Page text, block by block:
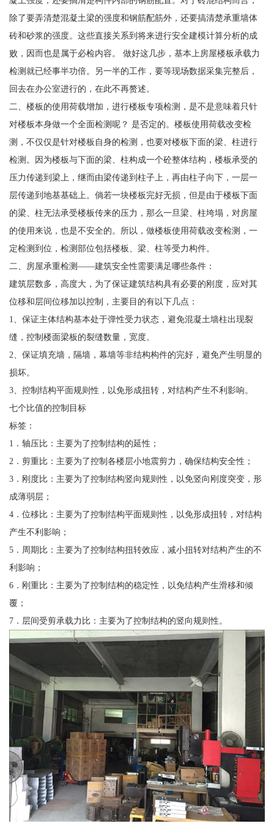
除了要弄清楚混凝土梁的强度和钢筋配筋外，还要搞清楚承重墙体
砖和砂浆的强度。这些直接关系到将来进行安全建模计算分析的成
败，因而也是属于必检内容。 做好这几步，基本上房屋楼板承载力
检测就已经事半功倍。另一半的工作，要等现场数据采集完整后，
回去在办公室进行的，在此不再赘述。
二、楼板的使用荷载增加，进行楼板专项检测，是不是意味着只针
对楼板本身做一个全面检测呢？ 是否定的。楼板使用荷载改变检
测，不仅仅是针对楼板自身的检测，也要对楼板下面的梁、柱进行
检测。因为楼板与下面的梁、柱构成一个砼整体结构，楼板承受的
压力传递到梁上，继而由梁传递到柱子上，再由柱子向下，一层一
层传递到地基基础上。倘若一块楼板完好无损，但是由于楼板下面
的梁、柱无法承受楼板传来的压力，那么一旦梁、柱垮塌，对房屋
的使用来说，也是不安全的。所以，做楼板使用荷载改变检测，一
定检测到位，检测部位包括楼板、梁、柱等受力构件。
二、房屋承重检测——建筑安全性需要满足哪些条件：
建筑层数多，高度大，为了保证建筑结构具有必要的刚度，应对其
位移和层间位移加以控制，主要目的有以下几点：
1、保证主体结构基本处于弹性受力状态，避免混凝土墙柱出现裂
缝，控制楼面梁板的裂缝数量，宽度。
2、保证填充墙，隔墙，幕墙等非结构构件的完好，避免产生明显的
损坏。
3、控制结构平面规则性，以免形成扭转，对结构产生不利影响。
七个比值的控制目标
标签：
1．轴压比：主要为了控制结构的延性；
2．剪重比：主要为了控制各楼层小地震剪力，确保结构安全性；
3．刚度比：主要为了控制结构竖向规则性，以免竖向刚度突变，形
成薄弱层；
4．位移比：主要为了控制结构平面规则性，以免形成扭转，对结构
产生不利影响；
5．周期比：主要为了控制结构扭转效应，减小扭转对结构产生的不
利影响；
6．刚重比：主要为了控制结构的稳定性，以免结构产生滑移和倾
覆；
7．层间受剪承载力比：主要为了控制结构的竖向规则性。